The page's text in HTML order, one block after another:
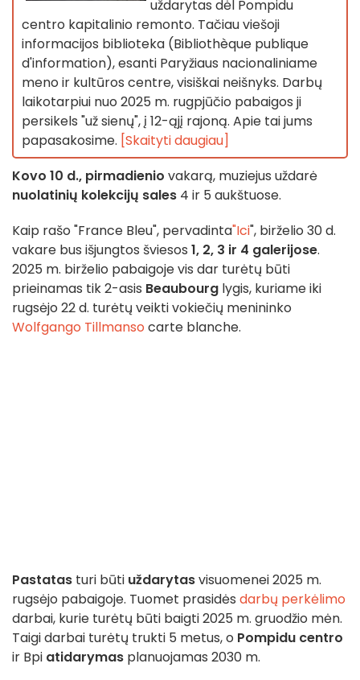
uždarytas dėl Pompidu
centro kapitalinio remonto. Tačiau viešoji
informacijos biblioteka (Bibliothèque publique
d'information), esanti Paryžiaus nacionaliniame
meno ir kultūros centre, visiškai neišnyks. Darbų
laikotarpiui nuo 2025 m. rugpjūčio pabaigos ji
persikels "už sienų", į 12-ąjį rajoną. Apie tai jums
papasakosime. [Skaityti daugiau]
Kovo 10 d., pirmadienio vakarą, muziejus uždarė
nuolatinių kolekcijų sales 4 ir 5 aukštuose.
Kaip rašo "France Bleu", pervadinta"Ici", birželio 30 d.
vakare bus išjungtos šviesos 1, 2, 3 ir 4 galerijose.
2025 m. birželio pabaigoje vis dar turėtų būti
prieinamas tik 2-asis Beaubourg lygis, kuriame iki
rugsėjo 22 d. turėtų veikti vokiečių menininko
Wolfgango Tillmanso carte blanche.
Pastatas turi būti uždarytasvisuomenei 2025 m.
rugsėjo pabaigoje. Tuomet prasidės darbų perkėlimo
darbai, kurie turėtų būti baigti 2025 m. gruodžio mėn.
Taigi darbai turėtų trukti 5 metus, o Pompidu centro
ir Bpi atidarymas planuojamas 2030 m.